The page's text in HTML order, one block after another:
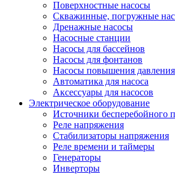
Поверхностные насосы
Скважинные, погружные
Дренажные насосы
Насосные станции
Насосы для бассейнов
Насосы для фонтанов
Насосы повышения давления
Автоматика для насоса
Аксессуары для насосов
Электрическое оборудование
Источники бесперебойного
Реле напряжения
Стабилизаторы напряжения
Реле времени и таймеры
Генераторы
Инверторы